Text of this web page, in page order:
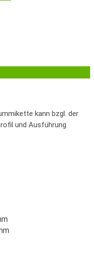
kann bzgl. der
und Ausführung